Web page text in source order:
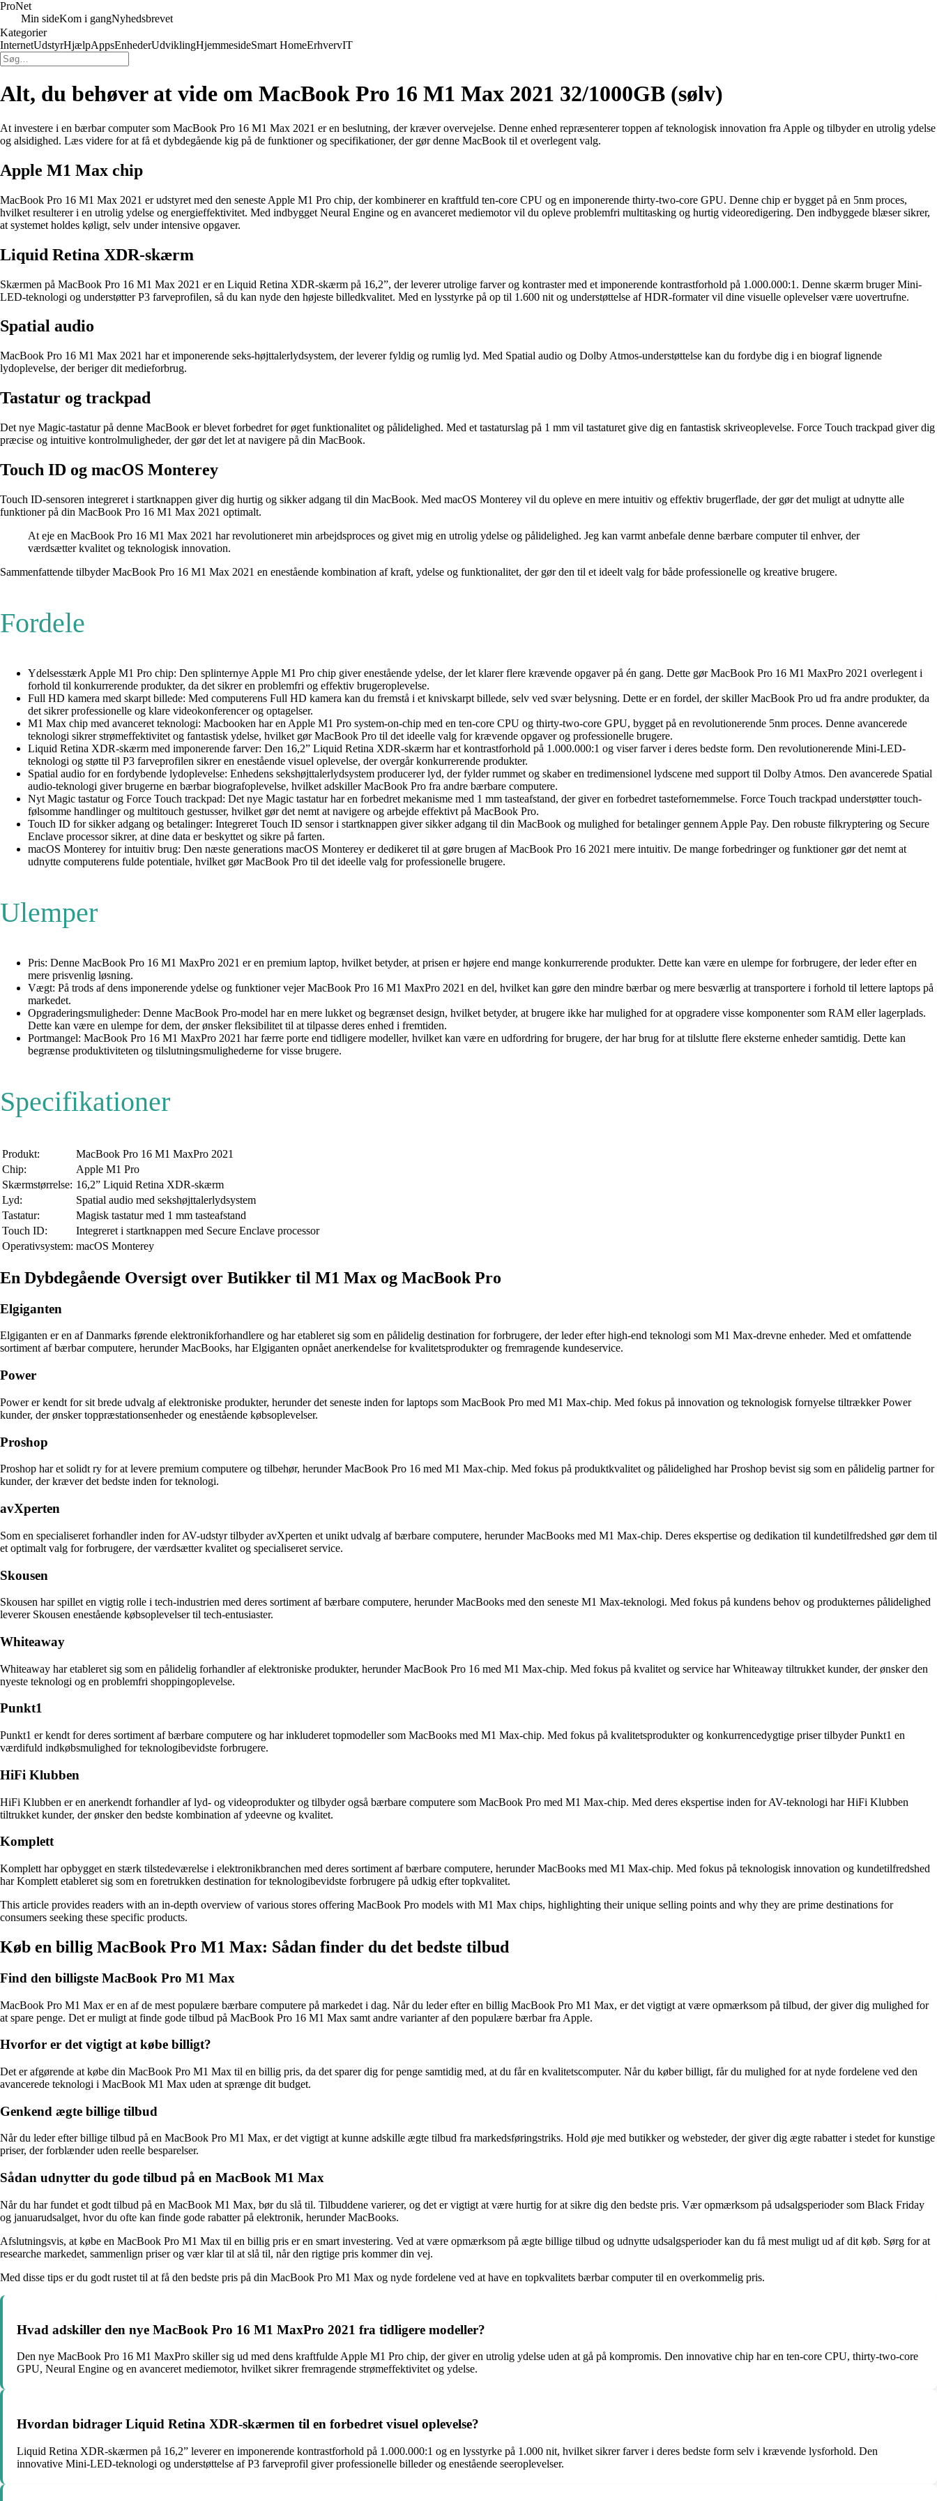
ProNet
Min sideKom i gangNyhedsbrevet
Kategorier
InternetUdstyrHjælpAppsEnhederUdviklingHjemmesideSmart HomeErhvervIT
Alt, du behøver at vide om MacBook Pro 16 M1 Max 2021 32/1000GB (sølv)
At investere i en bærbar computer som MacBook Pro 16 M1 Max 2021 er en beslutning, der kræver overvejelse. Denne enhed repræsenterer toppen af teknologisk innovation fra Apple og tilbyder en utrolig ydelse
og alsidighed. Læs videre for at få et dybdegående kig på de funktioner og specifikationer, der gør denne MacBook til et overlegent valg.
Apple M1 Max chip
MacBook Pro 16 M1 Max 2021 er udstyret med den seneste Apple M1 Pro chip, der kombinerer en kraftfuld ten-core CPU og en imponerende thirty-two-core GPU. Denne chip er bygget på en 5nm proces,
hvilket resulterer i en utrolig ydelse og energieffektivitet. Med indbygget Neural Engine og en avanceret mediemotor vil du opleve problemfri multitasking og hurtig videoredigering. Den indbyggede blæser sikrer,
at systemet holdes køligt, selv under intensive opgaver.
Liquid Retina XDR-skærm
Skærmen på MacBook Pro 16 M1 Max 2021 er en Liquid Retina XDR-skærm på 16,2”, der leverer utrolige farver og kontraster med et imponerende kontrastforhold på 1.000.000:1. Denne skærm bruger Mini-
LED-teknologi og understøtter P3 farveprofilen, så du kan nyde den højeste billedkvalitet. Med en lysstyrke på op til 1.600 nit og understøttelse af HDR-formater vil dine visuelle oplevelser være uovertrufne.
Spatial audio
MacBook Pro 16 M1 Max 2021 har et imponerende seks-højttalerlydsystem, der leverer fyldig og rumlig lyd. Med Spatial audio og Dolby Atmos-understøttelse kan du fordybe dig i en biograf lignende
lydoplevelse, der beriger dit medieforbrug.
Tastatur og trackpad
Det nye Magic-tastatur på denne MacBook er blevet forbedret for øget funktionalitet og pålidelighed. Med et tastaturslag på 1 mm vil tastaturet give dig en fantastisk skriveoplevelse. Force Touch trackpad giver dig
præcise og intuitive kontrolmuligheder, der gør det let at navigere på din MacBook.
Touch ID og macOS Monterey
Touch ID-sensoren integreret i startknappen giver dig hurtig og sikker adgang til din MacBook. Med macOS Monterey vil du opleve en mere intuitiv og effektiv brugerflade, der gør det muligt at udnytte alle
funktioner på din MacBook Pro 16 M1 Max 2021 optimalt.
At eje en MacBook Pro 16 M1 Max 2021 har revolutioneret min arbejdsproces og givet mig en utrolig ydelse og pålidelighed. Jeg kan varmt anbefale denne bærbare computer til enhver, der
værdsætter kvalitet og teknologisk innovation.
Sammenfattende tilbyder MacBook Pro 16 M1 Max 2021 en enestående kombination af kraft, ydelse og funktionalitet, der gør den til et ideelt valg for både professionelle og kreative brugere.
Fordele
Ydelsesstærk Apple M1 Pro chip: Den splinternye Apple M1 Pro chip giver enestående ydelse, der let klarer flere krævende opgaver på én gang. Dette gør MacBook Pro 16 M1 MaxPro 2021 overlegent i
forhold til konkurrerende produkter, da det sikrer en problemfri og effektiv brugeroplevelse.
Full HD kamera med skarpt billede: Med computerens Full HD kamera kan du fremstå i et knivskarpt billede, selv ved svær belysning. Dette er en fordel, der skiller MacBook Pro ud fra andre produkter, da
det sikrer professionelle og klare videokonferencer og optagelser.
M1 Max chip med avanceret teknologi: Macbooken har en Apple M1 Pro system-on-chip med en ten-core CPU og thirty-two-core GPU, bygget på en revolutionerende 5nm proces. Denne avancerede
teknologi sikrer strømeffektivitet og fantastisk ydelse, hvilket gør MacBook Pro til det ideelle valg for krævende opgaver og professionelle brugere.
Liquid Retina XDR-skærm med imponerende farver: Den 16,2” Liquid Retina XDR-skærm har et kontrastforhold på 1.000.000:1 og viser farver i deres bedste form. Den revolutionerende Mini-LED-
teknologi og støtte til P3 farveprofilen sikrer en enestående visuel oplevelse, der overgår konkurrerende produkter.
Spatial audio for en fordybende lydoplevelse: Enhedens sekshøjttalerlydsystem producerer lyd, der fylder rummet og skaber en tredimensionel lydscene med support til Dolby Atmos. Den avancerede Spatial
audio-teknologi giver brugerne en bærbar biografoplevelse, hvilket adskiller MacBook Pro fra andre bærbare computere.
Nyt Magic tastatur og Force Touch trackpad: Det nye Magic tastatur har en forbedret mekanisme med 1 mm tasteafstand, der giver en forbedret tastefornemmelse. Force Touch trackpad understøtter touch-
følsomme handlinger og multitouch gestusser, hvilket gør det nemt at navigere og arbejde effektivt på MacBook Pro.
Touch ID for sikker adgang og betalinger: Integreret Touch ID sensor i startknappen giver sikker adgang til din MacBook og mulighed for betalinger gennem Apple Pay. Den robuste filkryptering og Secure
Enclave processor sikrer, at dine data er beskyttet og sikre på farten.
macOS Monterey for intuitiv brug: Den næste generations macOS Monterey er dedikeret til at gøre brugen af MacBook Pro 16 2021 mere intuitiv. De mange forbedringer og funktioner gør det nemt at
udnytte computerens fulde potentiale, hvilket gør MacBook Pro til det ideelle valg for professionelle brugere.
Ulemper
Pris: Denne MacBook Pro 16 M1 MaxPro 2021 er en premium laptop, hvilket betyder, at prisen er højere end mange konkurrerende produkter. Dette kan være en ulempe for forbrugere, der leder efter en
mere prisvenlig løsning.
Vægt: På trods af dens imponerende ydelse og funktioner vejer MacBook Pro 16 M1 MaxPro 2021 en del, hvilket kan gøre den mindre bærbar og mere besværlig at transportere i forhold til lettere laptops på
markedet.
Opgraderingsmuligheder: Denne MacBook Pro-model har en mere lukket og begrænset design, hvilket betyder, at brugere ikke har mulighed for at opgradere visse komponenter som RAM eller lagerplads.
Dette kan være en ulempe for dem, der ønsker fleksibilitet til at tilpasse deres enhed i fremtiden.
Portmangel: MacBook Pro 16 M1 MaxPro 2021 har færre porte end tidligere modeller, hvilket kan være en udfordring for brugere, der har brug for at tilslutte flere eksterne enheder samtidig. Dette kan
begrænse produktiviteten og tilslutningsmulighederne for visse brugere.
Specifikationer
Produkt:
MacBook Pro 16 M1 MaxPro 2021
Chip:
Apple M1 Pro
Skærmstørrelse: 16,2” Liquid Retina XDR-skærm
Lyd:
Spatial audio med sekshøjttalerlydsystem
Tastatur:
Magisk tastatur med 1 mm tasteafstand
Touch ID:
Integreret i startknappen med Secure Enclave processor
Operativsystem: macOS Monterey
En Dybdegående Oversigt over Butikker til M1 Max og MacBook Pro
Elgiganten
Elgiganten er en af Danmarks førende elektronikforhandlere og har etableret sig som en pålidelig destination for forbrugere, der leder efter high-end teknologi som M1 Max-drevne enheder. Med et omfattende
sortiment af bærbar computere, herunder MacBooks, har Elgiganten opnået anerkendelse for kvalitetsprodukter og fremragende kundeservice.
Power
Power er kendt for sit brede udvalg af elektroniske produkter, herunder det seneste inden for laptops som MacBook Pro med M1 Max-chip. Med fokus på innovation og teknologisk fornyelse tiltrækker Power
kunder, der ønsker toppræstationsenheder og enestående købsoplevelser.
Proshop
Proshop har et solidt ry for at levere premium computere og tilbehør, herunder MacBook Pro 16 med M1 Max-chip. Med fokus på produktkvalitet og pålidelighed har Proshop bevist sig som en pålidelig partner for
kunder, der kræver det bedste inden for teknologi.
avXperten
Som en specialiseret forhandler inden for AV-udstyr tilbyder avXperten et unikt udvalg af bærbare computere, herunder MacBooks med M1 Max-chip. Deres ekspertise og dedikation til kundetilfredshed gør dem til
et optimalt valg for forbrugere, der værdsætter kvalitet og specialiseret service.
Skousen
Skousen har spillet en vigtig rolle i tech-industrien med deres sortiment af bærbare computere, herunder MacBooks med den seneste M1 Max-teknologi. Med fokus på kundens behov og produkternes pålidelighed
leverer Skousen enestående købsoplevelser til tech-entusiaster.
Whiteaway
Whiteaway har etableret sig som en pålidelig forhandler af elektroniske produkter, herunder MacBook Pro 16 med M1 Max-chip. Med fokus på kvalitet og service har Whiteaway tiltrukket kunder, der ønsker den
nyeste teknologi og en problemfri shoppingoplevelse.
Punkt1
Punkt1 er kendt for deres sortiment af bærbare computere og har inkluderet topmodeller som MacBooks med M1 Max-chip. Med fokus på kvalitetsprodukter og konkurrencedygtige priser tilbyder Punkt1 en
værdifuld indkøbsmulighed for teknologibevidste forbrugere.
HiFi Klubben
HiFi Klubben er en anerkendt forhandler af lyd- og videoprodukter og tilbyder også bærbare computere som MacBook Pro med M1 Max-chip. Med deres ekspertise inden for AV-teknologi har HiFi Klubben
tiltrukket kunder, der ønsker den bedste kombination af ydeevne og kvalitet.
Komplett
Komplett har opbygget en stærk tilstedeværelse i elektronikbranchen med deres sortiment af bærbare computere, herunder MacBooks med M1 Max-chip. Med fokus på teknologisk innovation og kundetilfredshed
har Komplett etableret sig som en foretrukken destination for teknologibevidste forbrugere på udkig efter topkvalitet.
This article provides readers with an in-depth overview of various stores offering MacBook Pro models with M1 Max chips, highlighting their unique selling points and why they are prime destinations for
consumers seeking these specific products.
Køb en billig MacBook Pro M1 Max: Sådan finder du det bedste tilbud
Find den billigste MacBook Pro M1 Max
MacBook Pro M1 Max er en af de mest populære bærbare computere på markedet i dag. Når du leder efter en billig MacBook Pro M1 Max, er det vigtigt at være opmærksom på tilbud, der giver dig mulighed for
at spare penge. Det er muligt at finde gode tilbud på MacBook Pro 16 M1 Max samt andre varianter af den populære bærbar fra Apple.
Hvorfor er det vigtigt at købe billigt?
Det er afgørende at købe din MacBook Pro M1 Max til en billig pris, da det sparer dig for penge samtidig med, at du får en kvalitetscomputer. Når du køber billigt, får du mulighed for at nyde fordelene ved den
avancerede teknologi i MacBook M1 Max uden at sprænge dit budget.
Genkend ægte billige tilbud
Når du leder efter billige tilbud på en MacBook Pro M1 Max, er det vigtigt at kunne adskille ægte tilbud fra markedsføringstriks. Hold øje med butikker og websteder, der giver dig ægte rabatter i stedet for kunstige
priser, der forblænder uden reelle besparelser.
Sådan udnytter du gode tilbud på en MacBook M1 Max
Når du har fundet et godt tilbud på en MacBook M1 Max, bør du slå til. Tilbuddene varierer, og det er vigtigt at være hurtig for at sikre dig den bedste pris. Vær opmærksom på udsalgsperioder som Black Friday
og januarudsalget, hvor du ofte kan finde gode rabatter på elektronik, herunder MacBooks.
Afslutningsvis, at købe en MacBook Pro M1 Max til en billig pris er en smart investering. Ved at være opmærksom på ægte billige tilbud og udnytte udsalgsperioder kan du få mest muligt ud af dit køb. Sørg for at
researche markedet, sammenlign priser og vær klar til at slå til, når den rigtige pris kommer din vej.
Med disse tips er du godt rustet til at få den bedste pris på din MacBook Pro M1 Max og nyde fordelene ved at have en topkvalitets bærbar computer til en overkommelig pris.
Hvad adskiller den nye MacBook Pro 16 M1 MaxPro 2021 fra tidligere modeller?
Den nye MacBook Pro 16 M1 MaxPro skiller sig ud med dens kraftfulde Apple M1 Pro chip, der giver en utrolig ydelse uden at gå på kompromis. Den innovative chip har en ten-core CPU, thirty-two-core
GPU, Neural Engine og en avanceret mediemotor, hvilket sikrer fremragende strømeffektivitet og ydelse.
Hvordan bidrager Liquid Retina XDR-skærmen til en forbedret visuel oplevelse?
Liquid Retina XDR-skærmen på 16,2” leverer en imponerende kontrastforhold på 1.000.000:1 og en lysstyrke på 1.000 nit, hvilket sikrer farver i deres bedste form selv i krævende lysforhold. Den
innovative Mini-LED-teknologi og understøttelse af P3 farveprofil giver professionelle billeder og enestående seeroplevelser.